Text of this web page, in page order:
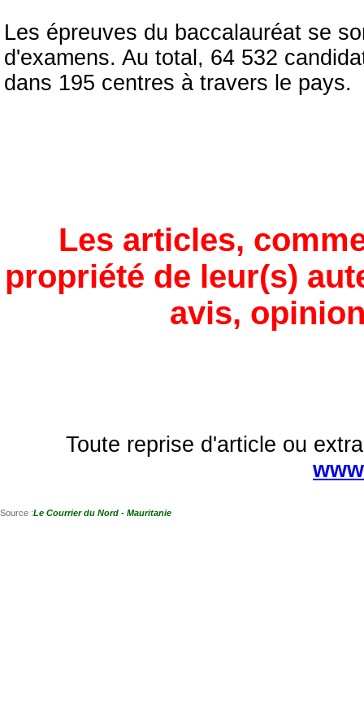
Les épreuves du baccalauréat se
d'examens. Au total, 64 532
dans 195 centres à travers le pays.
Les articles,
propriété de leur(s)
avis,
Toute reprise d'article ou
Source :Le Courrier du Nord - Mauritanie